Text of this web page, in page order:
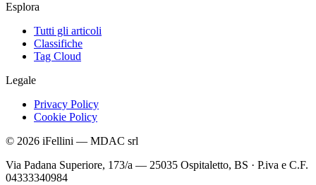
Esplora
Tutti gli articoli
Classifiche
Tag Cloud
Legale
Privacy Policy
Cookie Policy
© 2026 iFellini — MDAC srl
Via Padana Superiore, 173/a — 25035 Ospitaletto, BS · P.iva e C.F.
04333340984